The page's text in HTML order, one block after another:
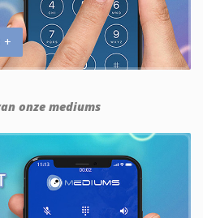
+
onze mediums